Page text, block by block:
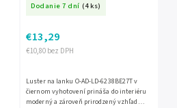
Dodanie 7 dní (4 ks)
€10,80 bez DPH
€13,29
Luster na lanku O-AD-LD-6238BE27T v
čiernom vyhotovení prináša do interiéru
moderný a zároveň prirodzený vzhľad